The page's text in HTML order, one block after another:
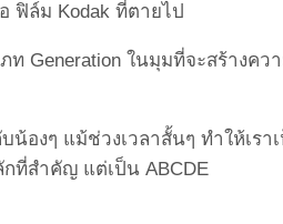
ฟิล์ม Kodak ที่ตายไป
ท Generation ในมุมที่จะสร้างคว
องๆ แม้ช่วงเวลาสั้นๆ ทำให้เรา
ที่สำคัญ แต่เป็น ABCDE